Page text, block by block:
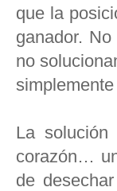
que la
ganador.
no
La
corazón…
de